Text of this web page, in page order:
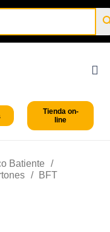
Tienda on-
line
Batiente
/
/ BFT